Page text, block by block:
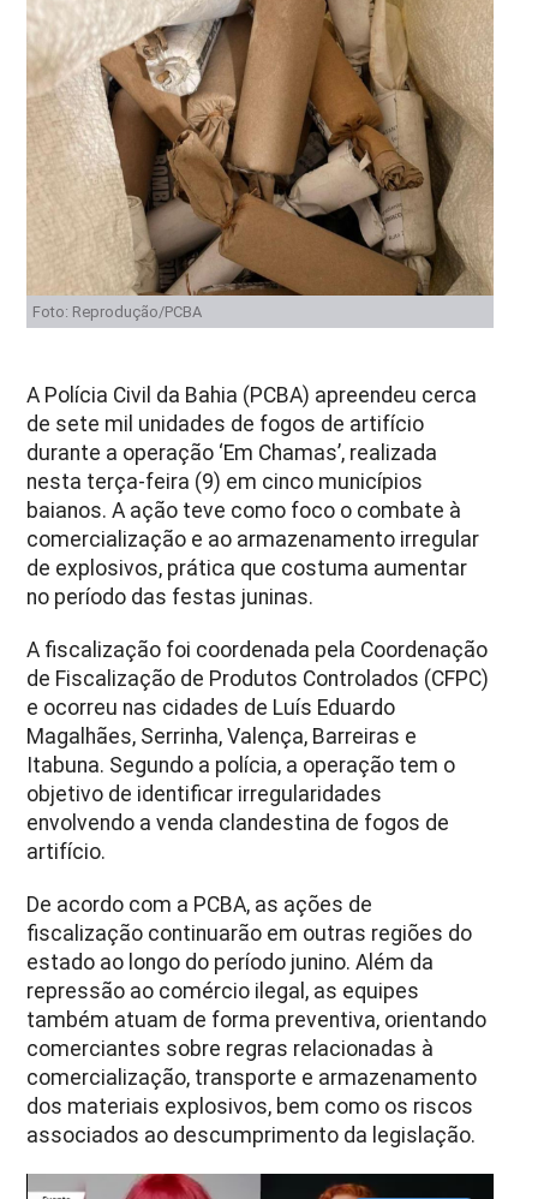
Foto: Reprodução/PCBA
A Polícia Civil da Bahia (PCBA) apreendeu cerca
de sete mil unidades de fogos de artifício
durante a operação ‘Em Chamas’, realizada
nesta terça-feira (9) em cinco municípios
baianos. A ação teve como foco o combate à
comercialização e ao armazenamento irregular
de explosivos, prática que costuma aumentar
no período das festas juninas.
A fiscalização foi coordenada pela Coordenação
de Fiscalização de Produtos Controlados (CFPC)
e ocorreu nas cidades de Luís Eduardo
Magalhães, Serrinha, Valença, Barreiras e
Itabuna. Segundo a polícia, a operação tem o
objetivo de identificar irregularidades
envolvendo a venda clandestina de fogos de
artifício.
De acordo com a PCBA, as ações de
fiscalização continuarão em outras regiões do
estado ao longo do período junino. Além da
repressão ao comércio ilegal, as equipes
também atuam de forma preventiva, orientando
comerciantes sobre regras relacionadas à
comercialização, transporte e armazenamento
dos materiais explosivos, bem como os riscos
associados ao descumprimento da legislação.